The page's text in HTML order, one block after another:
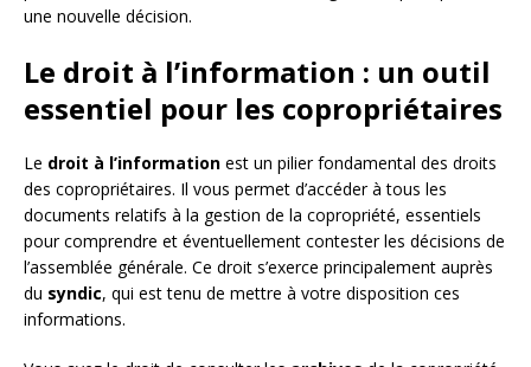
une nouvelle décision.
Le droit à l’information : un outil
essentiel pour les copropriétaires
Le droit à l’information est un pilier fondamental des droits
des copropriétaires. Il vous permet d’accéder à tous les
documents relatifs à la gestion de la copropriété, essentiels
pour comprendre et éventuellement contester les décisions de
l’assemblée générale. Ce droit s’exerce principalement auprès
du syndic, qui est tenu de mettre à votre disposition ces
informations.